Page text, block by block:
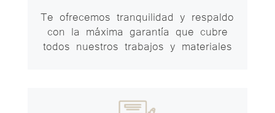
Te ofrecemos tranquilidad y respaldo
con la máxima garantía que cubre
todos nuestros trabajos y materiales